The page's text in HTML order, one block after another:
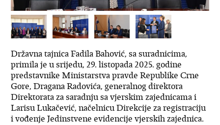
Državna tajnica Fadila Bahović, sa suradnicima,
primila je u srijedu, 29. listopada 2025. godine
predstavnike Ministarstva pravde Republike Crne
Gore, Dragana Radovića, generalnog direktora
Direktorata za saradnju sa vjerskim zajednicama i
Larisu Lukačević, načelnicu Direkcije za registraciju
i vođenje Jedinstvene evidencije vjerskih zajednica.